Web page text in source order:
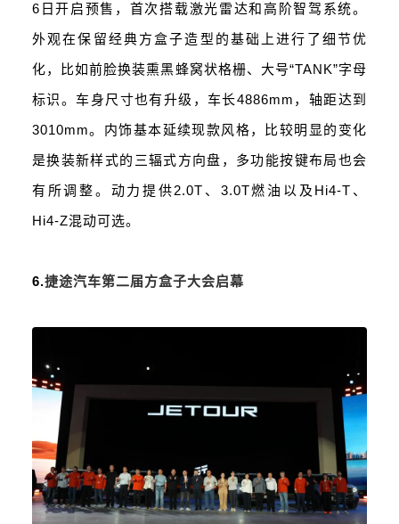
6日开启预售，首次搭载激光雷达和高阶智驾系统。
外观在保留经典方盒子造型的基础上进行了细节优
化，比如前脸换装熏黑蜂窝状格栅、大号“TANK”字母
标识。车身尺寸也有升级，车长4886mm，轴距达到
3010mm。内饰基本延续现款风格，比较明显的变化
是换装新样式的三辐式方向盘，多功能按键布局也会
有所调整。动力提供2.0T、3.0T燃油以及Hi4-T、
Hi4-Z混动可选。
6.捷途汽车第二届方盒子大会启幕